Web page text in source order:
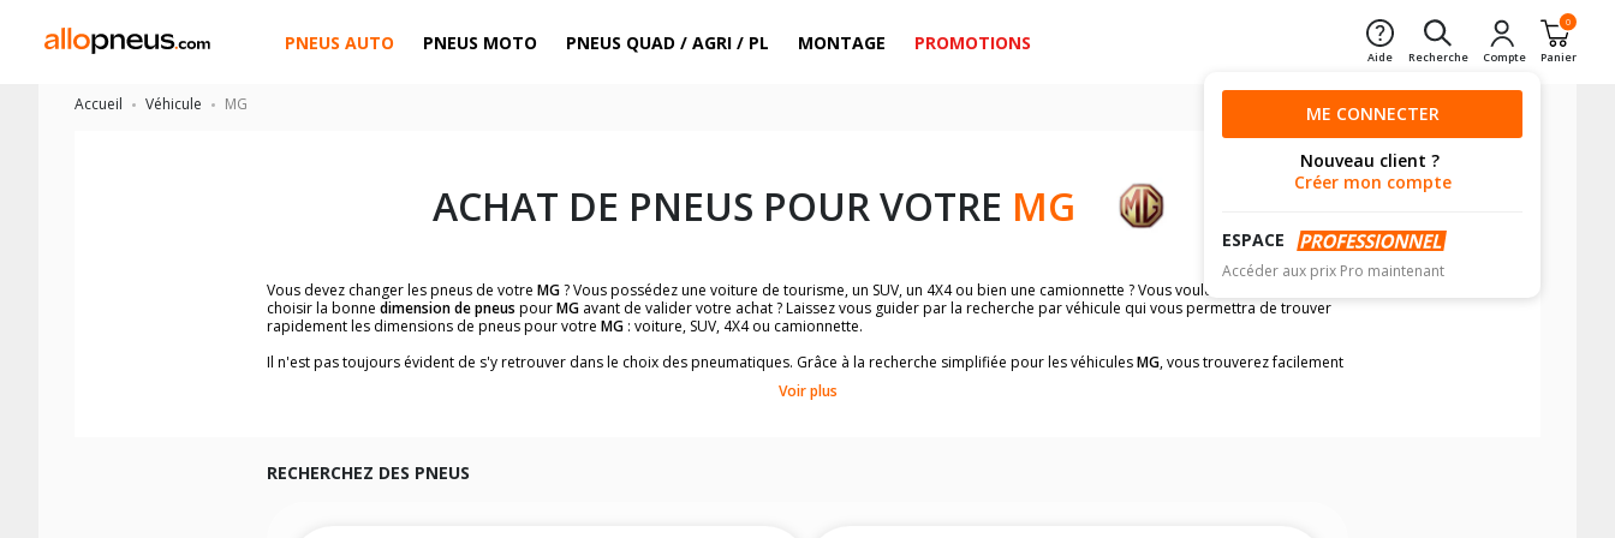
PNEUS AUTO PNEUS MOTO PNEUS QUAD / AGRI / PL MONTAGE PROMOTIONS
Aide Recherche Compte
0
Panier
ME CONNECTER
Nouveau client ?
Créer mon compte
ESPACE
Accéder aux prix Pro maintenant
Accueil Véhicule MG
ACHAT DE PNEUS POUR VOTRE MG
Vous devez changer les pneus de votre MG? Vous possédez une voiture de tourisme, un SUV, un 4X4 ou bien une camionnette ? Vous voulez être certain de
choisir la bonne dimension de pneus pourMG avant de valider votre achat ? Laissez vous guider par la recherche par véhicule qui vous permettra de trouver
rapidement les dimensions de pneus pour votre MG : voiture, SUV, 4X4 ou camionnette.
Il n'est pas toujours évident de s'y retrouver dans le choix des pneumatiques. Grâce à la recherche simplifiée pour les véhiculesMG, vous trouverez facilement
Vous ne savez pas comment trouver les dimensions de vos pneus ? Ces informations sont indiquées sur le flanc des pneumatiques, dans le carnet de bord du
rapidement.
Voir plus
RECHERCHEZ DES PNEUS